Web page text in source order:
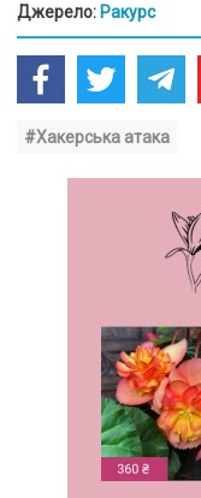
Джерело: Ракурс
#Хакерська атака